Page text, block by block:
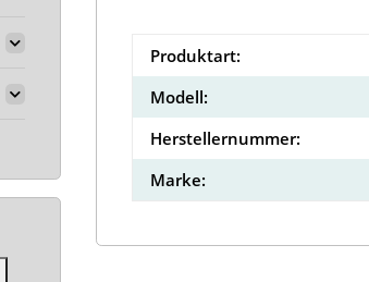
Produktart:
Modell:
Herstellernummer:
Marke: